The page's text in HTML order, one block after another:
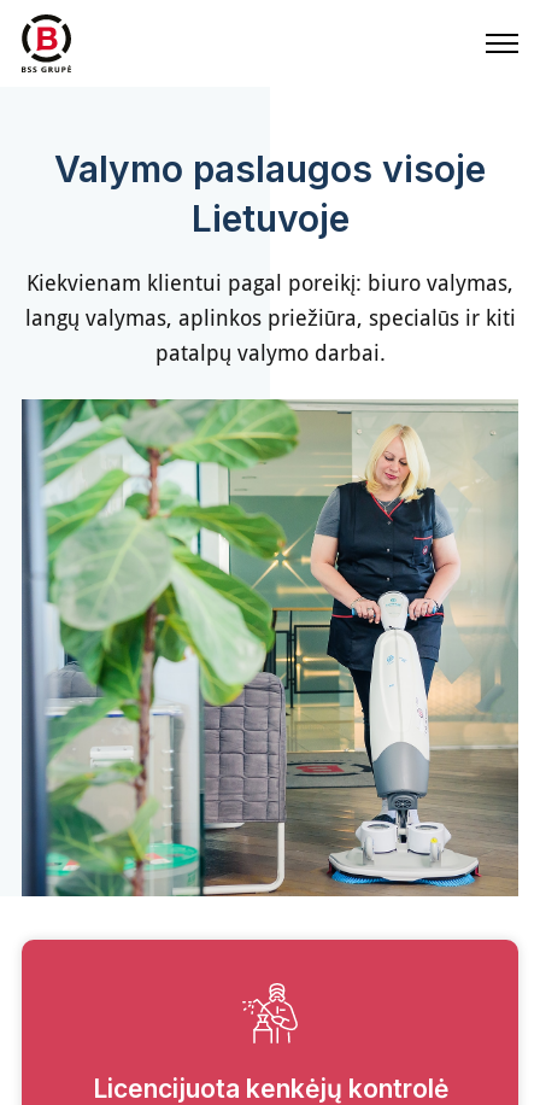
Valymo paslaugos visoje
Lietuvoje
Kiekvienam klientui pagal poreikį: biuro valymas,
langų valymas, aplinkos priežiūra, specialūs ir kiti
patalpų valymo darbai.
Licencijuota kenkėjų kontrolė